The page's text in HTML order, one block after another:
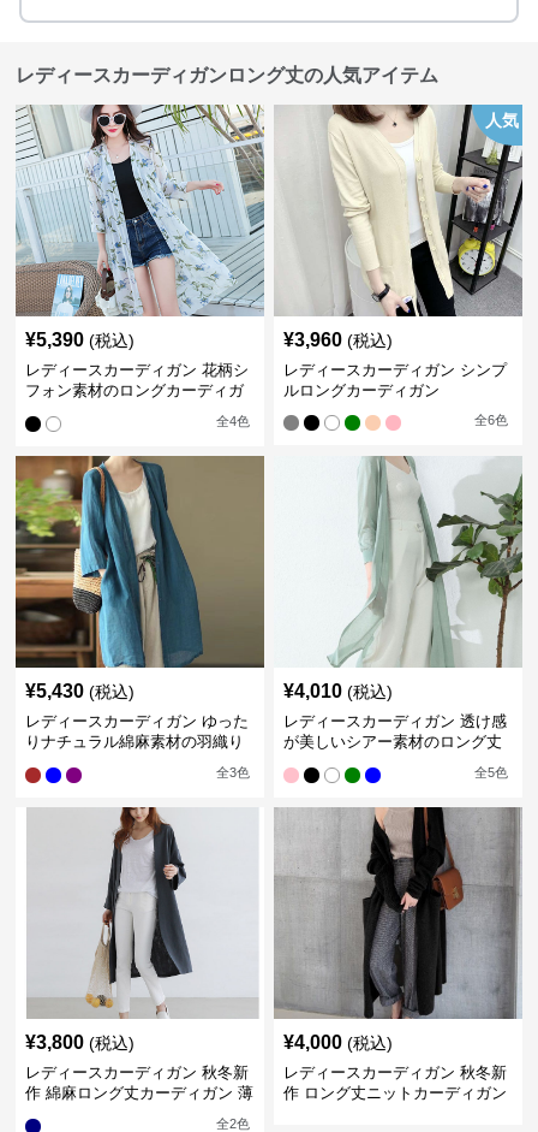
レディースカーディガンロング丈の人気アイテム
¥5,390 (税込)
レディースカーディガン 花柄シ
フォン素材のロングカーディガ
全4色
人気
¥3,960 (税込)
レディースカーディガン シンプ
ルロングカーディガン
全6色
¥5,430 (税込)
レディースカーディガン ゆった
りナチュラル綿麻素材の羽織り
全3色
¥4,010 (税込)
レディースカーディガン 透け感
が美しいシアー素材のロング丈
全5色
¥3,800 (税込)
レディースカーディガン 秋冬新
作 綿麻ロング丈カーディガン 薄
全2色
¥4,000 (税込)
レディースカーディガン 秋冬新
作 ロング丈ニットカーディガン